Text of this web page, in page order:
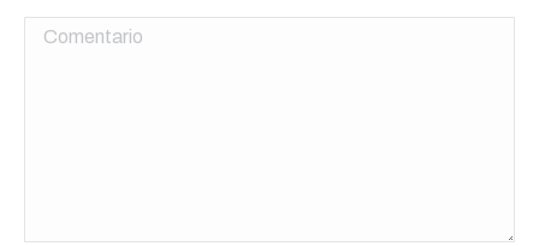
Comentario